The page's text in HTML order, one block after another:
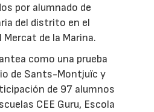
por alumnado de
del distrito en el
de la Marina.
como una prueba
de Sants-Montjuïc y
de 97 alumnos
CEE Guru, Escola